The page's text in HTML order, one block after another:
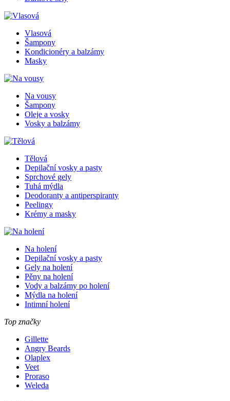
Vlasová
Šampony
Kondicionéry a balzámy
Masky
Na vousy
Šampony
Oleje a vosky
Vosky a balzámy
Tělová
Depilační vosky a pasty
Sprchové gely
Tuhá mýdla
Deodoranty a antiperspiranty
Peelingy
Krémy a masky
Na holení
Depilační vosky a pasty
Gely na holení
Pěny na holení
Vody a balzámy po holení
Mýdla na holení
Intimní holení
Top značky
Gillette
Angry Beards
Olaplex
Veet
Proraso
Weleda